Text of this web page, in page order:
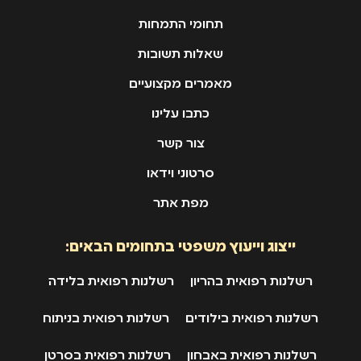
תחומי התמחות
שאלות תשובות
מאמרים מקצועיים
כתבו עלינו
צור קשר
סרטוני וידאו
מפת אתר
ייצוג וייעוץ משפטי בתחומים הבאים:
רשלנות רפואית בהריון רשלנות רפואית בלידה
רשלנות רפואית בילודים רשלנות רפואית בניתוח
רשלנות רפואית באבחון רשלנות רפואית בסרטן